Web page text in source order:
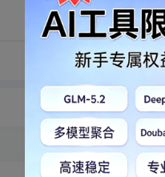
转发到动态 举报